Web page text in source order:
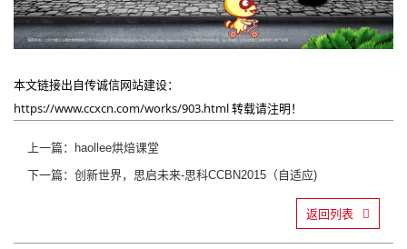
本文链接出自传诚信网站建设：
https://www.ccxcn.com/works/903.html转载请注明！
上一篇：haollee烘焙课堂
下一篇：创新世界，思启未来-思科CCBN2015（自适应)
返回列表